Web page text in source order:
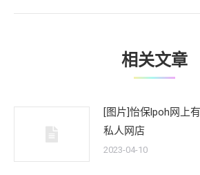
文
相关文章
[图片]怡保lpoh网上
私人网店
2023-04-10